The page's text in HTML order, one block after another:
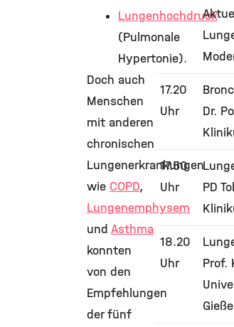
Lungenhochdruck
(Pulmonale
Hypertonie).
Doch auch
Menschen
mit anderen
chronischen
Lungenerkrankungen
wie COPD,
Lungenemphysem
und Asthma
konnten
von den
Empfehlungen
der fünf
17.20
Uhr
Dr.
17.50
Uhr
PD
18.20
Uhr
Prof.